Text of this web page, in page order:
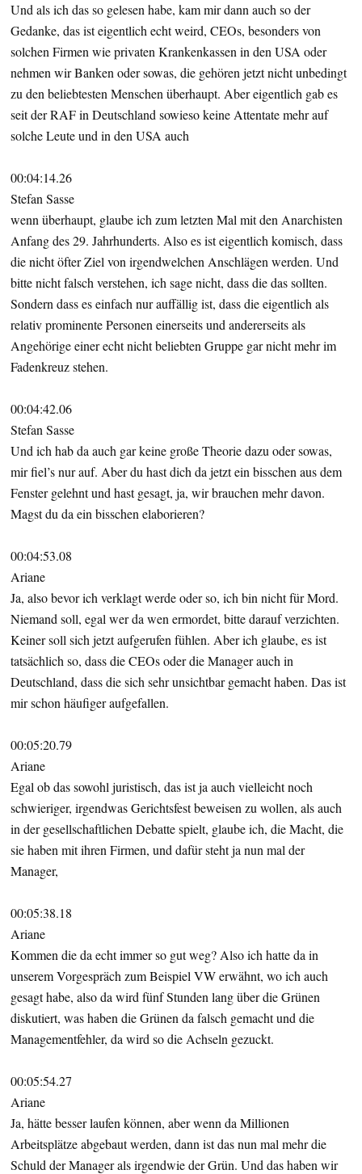
Und als ich das so gelesen habe, kam mir dann auch so der
Gedanke, das ist eigentlich echt weird, CEOs, besonders von
solchen Firmen wie privaten Krankenkassen in den USA oder
nehmen wir Banken oder sowas, die gehören jetzt nicht unbedingt
zu den beliebtesten Menschen überhaupt. Aber eigentlich gab es
seit der RAF in Deutschland sowieso keine Attentate mehr auf
solche Leute und in den USA auch
00:04:14.26
Stefan Sasse
wenn überhaupt, glaube ich zum letzten Mal mit den Anarchisten
Anfang des 29. Jahrhunderts. Also es ist eigentlich komisch, dass
die nicht öfter Ziel von irgendwelchen Anschlägen werden. Und
bitte nicht falsch verstehen, ich sage nicht, dass die das sollten.
Sondern dass es einfach nur auffällig ist, dass die eigentlich als
relativ prominente Personen einerseits und andererseits als
Angehörige einer echt nicht beliebten Gruppe gar nicht mehr im
Fadenkreuz stehen.
00:04:42.06
Stefan Sasse
Und ich hab da auch gar keine große Theorie dazu oder sowas,
mir fiel’s nur auf. Aber du hast dich da jetzt ein bisschen aus dem
Fenster gelehnt und hast gesagt, ja, wir brauchen mehr davon.
Magst du da ein bisschen elaborieren?
00:04:53.08
Ariane
Ja, also bevor ich verklagt werde oder so, ich bin nicht für Mord.
Niemand soll, egal wer da wen ermordet, bitte darauf verzichten.
Keiner soll sich jetzt aufgerufen fühlen. Aber ich glaube, es ist
tatsächlich so, dass die CEOs oder die Manager auch in
Deutschland, dass die sich sehr unsichtbar gemacht haben. Das ist
mir schon häufiger aufgefallen.
00:05:20.79
Ariane
Egal ob das sowohl juristisch, das ist ja auch vielleicht noch
schwieriger, irgendwas Gerichtsfest beweisen zu wollen, als auch
in der gesellschaftlichen Debatte spielt, glaube ich, die Macht, die
sie haben mit ihren Firmen, und dafür steht ja nun mal der
Manager,
00:05:38.18
Ariane
Kommen die da echt immer so gut weg? Also ich hatte da in
unserem Vorgespräch zum Beispiel VW erwähnt, wo ich auch
gesagt habe, also da wird fünf Stunden lang über die Grünen
diskutiert, was haben die Grünen da falsch gemacht und die
Managementfehler, da wird so die Achseln gezuckt.
00:05:54.27
Ariane
Ja, hätte besser laufen können, aber wenn da Millionen
Arbeitsplätze abgebaut werden, dann ist das nun mal mehr die
Schuld der Manager als irgendwie der Grün. Und das haben wir